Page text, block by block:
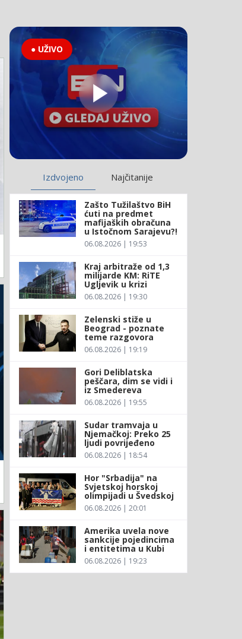
● UŽIVO
Izdvojeno Najčitanije
Zašto Tužilaštvo BiH
ćuti na predmet
mafijaških obračuna
u Istočnom Sarajevu?!
06.08.2026 | 19:53
Kraj arbitraže od 1,3
milijarde KM: RiTE
Ugljevik u krizi
06.08.2026 | 19:30
Zelenski stiže u
Beograd - poznate
teme razgovora
06.08.2026 | 19:19
Gori Deliblatska
peščara, dim se vidi i
iz Smedereva
06.08.2026 | 19:55
Sudar tramvaja u
Njemačkoj: Preko 25
ljudi povrijeđeno
06.08.2026 | 18:54
Hor "Srbadija" na
Svjetskoj horskoj
olimpijadi u Švedskoj
06.08.2026 | 20:01
Amerika uvela nove
sankcije pojedincima
i entitetima u Kubi
06.08.2026 | 19:23